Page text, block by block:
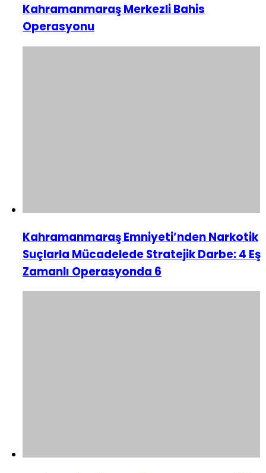
Kahramanmaraş Merkezli Bahis
Operasyonu
Kahramanmaraş Emniyeti’nden Narkotik
Suçlarla Mücadelede Stratejik Darbe: 4 Eş
Zamanlı Operasyonda 6